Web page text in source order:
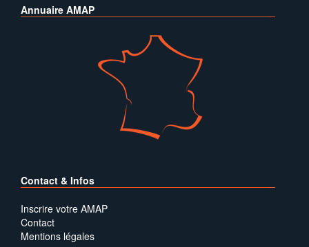
Annuaire AMAP
Contact & Infos
Inscrire votre AMAP
Contact
Mentions légales